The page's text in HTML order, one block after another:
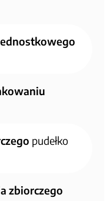
pudełko
zbiorczego